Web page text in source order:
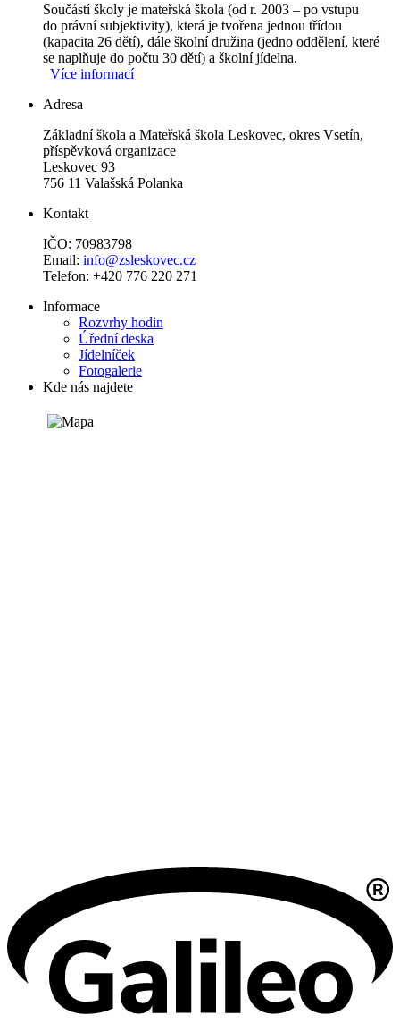
Součástí školy je mateřská škola (od r. 2003 – po vstupu
do právní subjektivity), která je tvořena jednou třídou
(kapacita 26 dětí), dále školní družina (jedno oddělení, které
se naplňuje do počtu 30 dětí) a školní jídelna.
Více informací
Adresa
Základní škola a Mateřská škola Leskovec, okres Vsetín,
příspěvková organizace
Leskovec 93
756 11 Valašská Polanka
Kontakt
IČO: 70983798
Email: info@zsleskovec.cz
Telefon: +420 776 220 271
Informace
Rozvrhy hodin
Úřední deska
Jídelníček
Fotogalerie
Kde nás najdete